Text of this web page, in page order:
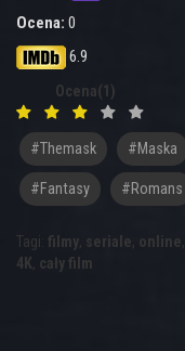
Ocena: 0
6.9
Ocena(1)
#themask #maska
#fantasy #romans
Tagi: filmy, seriale, online,
4K, cały film